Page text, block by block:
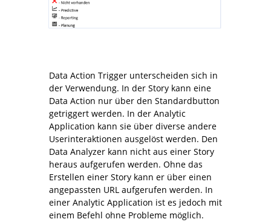
Data Action Trigger unterscheiden sich in
der Verwendung. In der Story kann eine
Data Action nur über den Standardbutton
getriggert werden. In der Analytic
Application kann sie über diverse andere
Userinteraktionen ausgelöst werden. Den
Data Analyzer kann nicht aus einer Story
heraus aufgerufen werden. Ohne das
Erstellen einer Story kann er über einen
angepassten URL aufgerufen werden. In
einer Analytic Application ist es jedoch mit
einem Befehl ohne Probleme möglich.